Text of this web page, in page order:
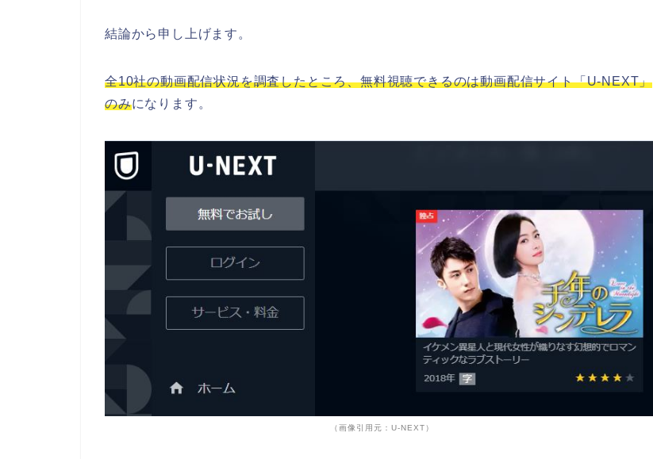
結論から申し上げます。
全10社の動画配信状況を調査したところ、無料視聴できるのは動画配信サイト「U-NEXT」
のみになります。
（画像引用元：U-NEXT）